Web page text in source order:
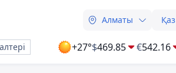
Алматы Қаз
+27°$469.85 €542.16